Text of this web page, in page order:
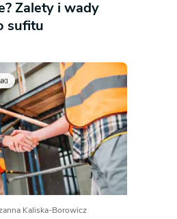
Zalety i wady
sufitu
Kaliska-Borowicz